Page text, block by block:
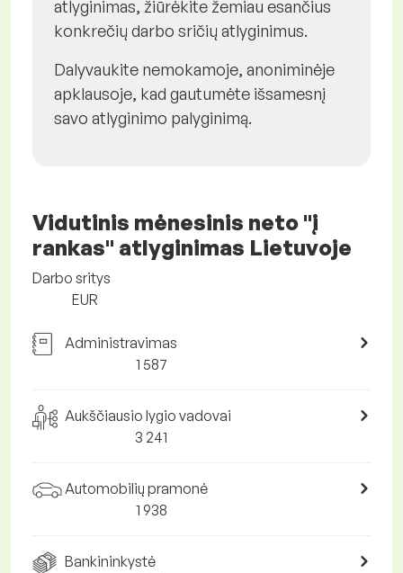
atlyginimas, žiūrėkite žemiau esančius
konkrečių darbo sričių atlyginimus.
Dalyvaukite nemokamoje, anoniminėje
apklausoje, kad gautumėte išsamesnį
savo atlyginimo palyginimą.
Vidutinis mėnesinis neto "į
rankas" atlyginimas Lietuvoje
Darbo sritys
EUR
Administravimas
1 587
Aukščiausio lygio vadovai
3 241
Automobilių pramonė
1 938
Bankininkystė